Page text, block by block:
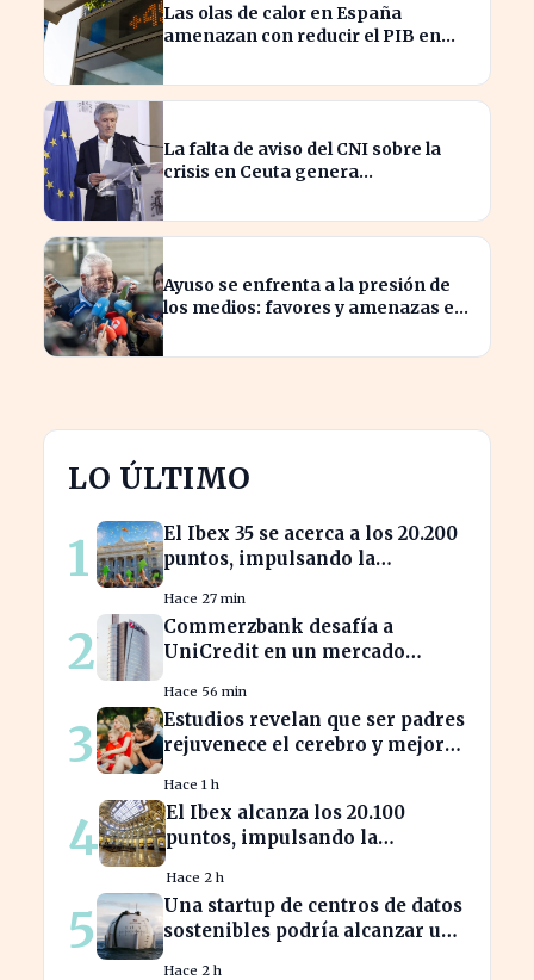
Las olas de calor en España
amenazan con reducir el PIB en
La falta de aviso del CNI sobre la
crisis en Ceuta genera
Ayuso se enfrenta a la presión de
los medios: favores y amenazas en
LO ÚLTIMO
1
El Ibex 35 se acerca a los 20.200
puntos, impulsando la
Hace 27 min
2
Commerzbank desafía a
UniCredit en un mercado
inversión
Hace 56 min
3
Estudios revelan que ser padres
rejuvenece el cerebro y mejora
Hace 1 h
4
El Ibex alcanza los 20.100
puntos, impulsando la
español
Hace 2 h
5
Una startup de centros de datos
sostenibles podría alcanzar una
Hace 2 h